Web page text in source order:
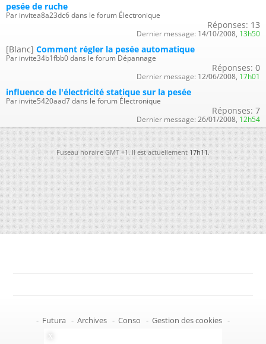
pesée de ruche
Par invitea8a23dc6 dans le forum Électronique
Réponses: 13
Dernier message: 14/10/2008, 13h50
[Blanc] Comment régler la pesée automatique
Par invite34b1fbb0 dans le forum Dépannage
Réponses: 0
Dernier message: 12/06/2008, 17h01
influence de l'électricité statique sur la pesée
Par invite5420aad7 dans le forum Électronique
Réponses: 7
Dernier message: 26/01/2008, 12h54
Fuseau horaire GMT +1. Il est actuellement17h11.
- Futura - Archives - Conso - Gestion des cookies -